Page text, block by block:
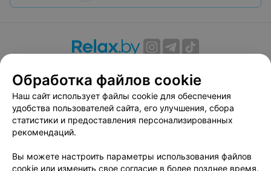
Вакансии
Публичный договор
Способы оплаты
Публичный договор по использованию сервиса
«Афиша»
Пользовательское соглашение
Связаться по вопросам сотрудничества
Обработка файлов cookie
Наш сайт использует файлы cookie для обеспечения
удобства пользователей сайта, его улучшения, сбора
статистики и предоставления персонализированных
рекомендаций.
Вы можете настроить параметры использования файлов
cookie или изменить свое согласие в более позднее время.